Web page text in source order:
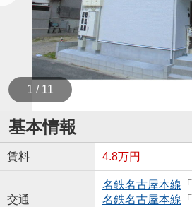
1 / 11
基本情報
賃料 4.8万円
交通
名鉄名古屋本線 「
名鉄名古屋本線 「